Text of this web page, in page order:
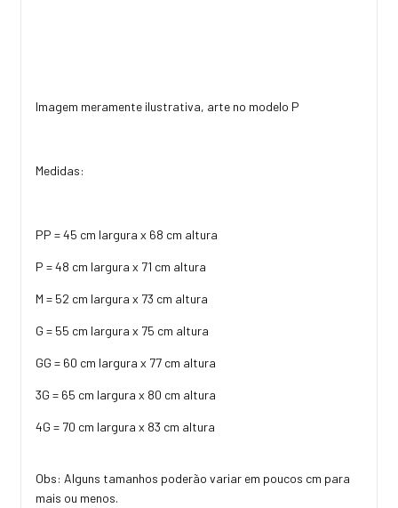
Imagem meramente ilustrativa, arte no modelo P
Medidas:
PP = 45 cm largura x 68 cm altura
P = 48 cm largura x 71 cm altura
M = 52 cm largura x 73 cm altura
G = 55 cm largura x 75 cm altura
GG = 60 cm largura x 77 cm altura
3G = 65 cm largura x 80 cm altura
4G = 70 cm largura x 83 cm altura
Obs: Alguns tamanhos poderão variar em poucos cm para
mais ou menos.